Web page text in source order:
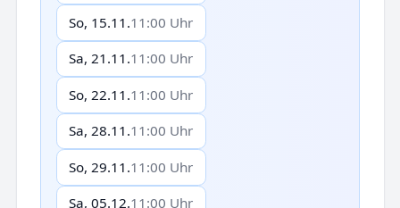
So, 15.11.11:00 Uhr
Sa, 21.11.11:00 Uhr
So, 22.11.11:00 Uhr
Sa, 28.11.11:00 Uhr
So, 29.11.11:00 Uhr
Sa, 05.12.11:00 Uhr